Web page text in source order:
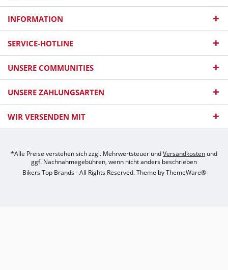
INFORMATION
SERVICE-HOTLINE
UNSERE COMMUNITIES
UNSERE ZAHLUNGSARTEN
WIR VERSENDEN MIT
*Alle Preise verstehen sich zzgl. Mehrwertsteuer undVersandkosten und
ggf. Nachnahmegebühren, wenn nicht anders beschrieben
Bikers Top Brands - All Rights Reserved. Theme byThemeWare®